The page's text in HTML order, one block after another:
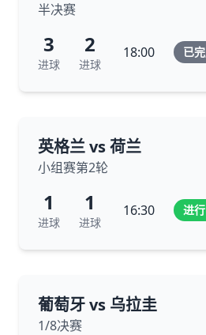
半决赛
3
进球
2
进球
18:00 已
英格兰 vs 荷兰
小组赛第2轮
1
进球
1
进球
16:30 进
葡萄牙 vs 乌拉圭
1/8决赛